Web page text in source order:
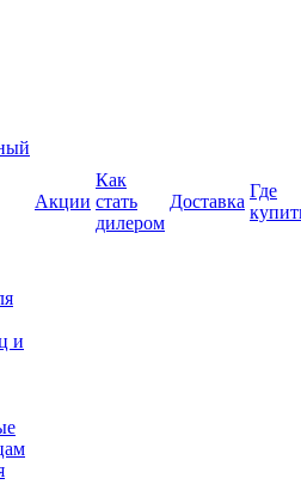
и
Акции
Как
стать
дилером
Доставка
Где